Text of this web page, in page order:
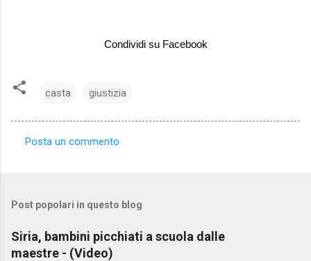
Condividi su Facebook
casta giustizia
e
n
Posta un commento
Post popolari in questo blog
Siria, bambini picchiati a scuola dalle
maestre - (Video)